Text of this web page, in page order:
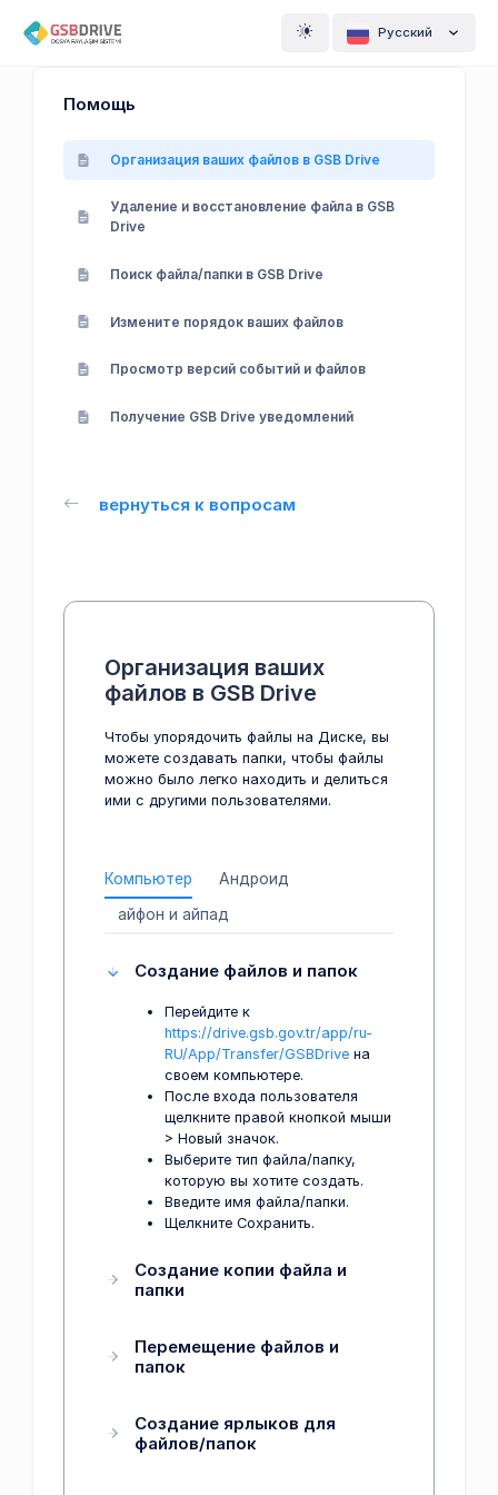
Pусский
Помощь
Организация ваших файлов в GSB Drive
Удаление и восстановление файла в GSB
Drive
Поиск файла/папки в GSB Drive
Измените порядок ваших файлов
Просмотр версий событий и файлов
Получение GSB Drive уведомлений
вернуться к вопросам
Организация ваших
файлов в GSB Drive
Чтобы упорядочить файлы на Диске, вы
можете создавать папки, чтобы файлы
можно было легко находить и делиться
ими с другими пользователями.
Компьютер
Андроид
айфон и айпад
Создание файлов и папок
Перейдите к
https://drive.gsb.gov.tr/app/ru-
RU/App/Transfer/GSBDrive на
своем компьютере.
После входа пользователя
щелкните правой кнопкой мыши
> Новый значок.
Выберите тип файла/папку,
которую вы хотите создать.
Введите имя файла/папки.
Щелкните Сохранить.
Создание копии файла и
папки
Перемещение файлов и
папок
Создание ярлыков для
файлов/папок